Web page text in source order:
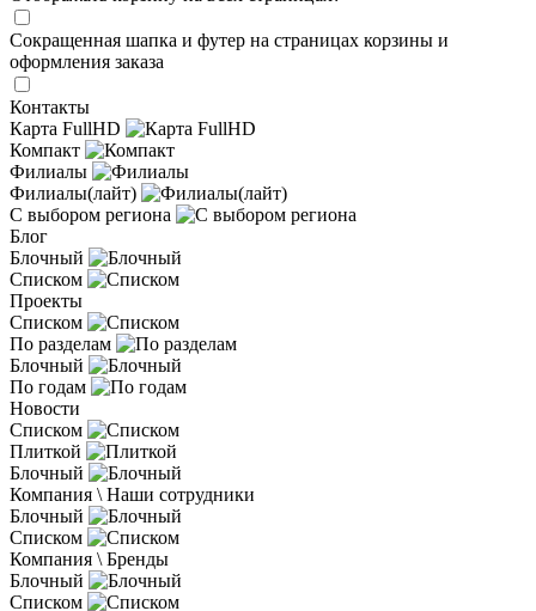
Сокращенная шапка и футер на страницах корзины и
оформления заказа
Контакты
Карта FullHD
Компакт
Филиалы
Филиалы(лайт)
С выбором региона
Блог
Блочный
Списком
Проекты
Списком
По разделам
Блочный
По годам
Новости
Списком
Плиткой
Блочный
Компания \ Наши сотрудники
Блочный
Списком
Компания \ Бренды
Блочный
Списком